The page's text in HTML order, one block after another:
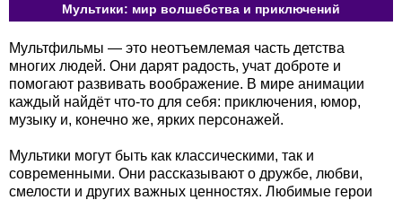
Мультики: мир волшебства и приключений
Мультфильмы — это неотъемлемая часть детства
многих людей. Они дарят радость, учат доброте и
помогают развивать воображение. В мире анимации
каждый найдёт что-то для себя: приключения, юмор,
музыку и, конечно же, ярких персонажей.
Мультики могут быть как классическими, так и
современными. Они рассказывают о дружбе, любви,
смелости и других важных ценностях. Любимые герои